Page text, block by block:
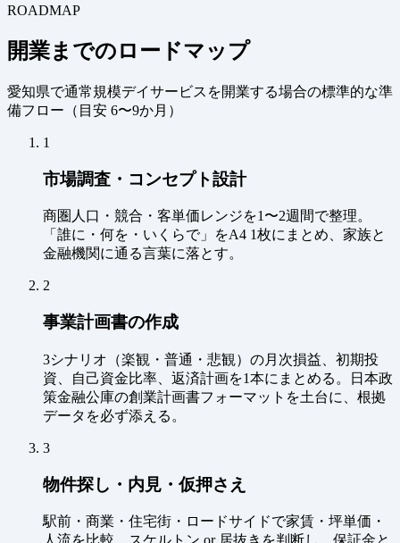
ROADMAP
開業までのロードマップ
愛知県で通常規模デイサービスを開業する場合の標準的な準
備フロー（ 目安 6〜9か月 ）
1
市場調査・コンセプト設計
商圏人口・競合・客単価レンジを1〜2週間で整理。
「誰に・何を・いくらで」をA4 1枚にまとめ、家族と
金融機関に通る言葉に落とす。
2
事業計画書の作成
3シナリオ（楽観・普通・悲観）の月次損益、初期投
資、自己資金比率、返済計画を1本にまとめる。日本政
策金融公庫の創業計画書フォーマットを土台に、根拠
データを必ず添える。
3
物件探し・内見・仮押さえ
駅前・商業・住宅街・ロードサイドで家賃・坪単価・